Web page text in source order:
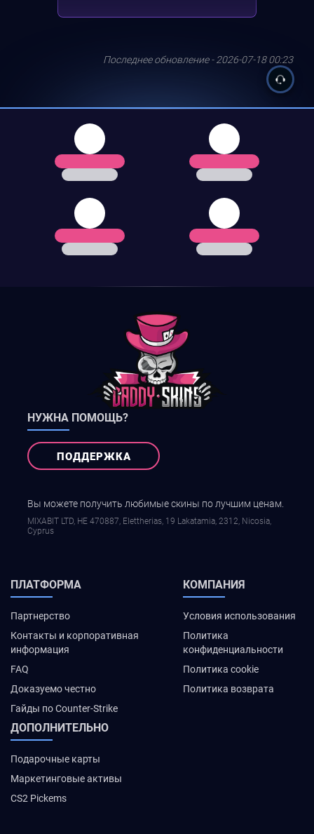
Последнее обновление - 2026-07-18 00:23
НУЖНА ПОМОЩЬ?
ПОДДЕРЖКА
Вы можете получить любимые скины по лучшим ценам.
MIXABIT LTD, ΗΕ 470887, Elettherias, 19 Lakatamia, 2312, Nicosia,
Cyprus
ПЛАТФОРМА
Партнерство
Контакты и корпоративная
информация
FAQ
Доказуемо честно
Гайды по Counter-Strike
КОМПАНИЯ
Условия использования
Политика
конфиденциальности
Политика cookie
Политика возврата
ДОПОЛНИТЕЛЬНО
Подарочные карты
Маркетинговые активы
CS2 Pickems